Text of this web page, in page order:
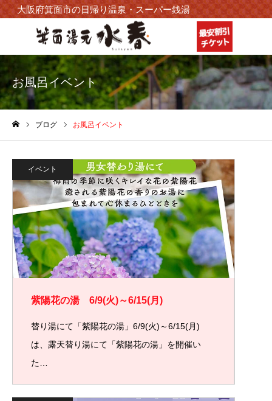
大阪府箕面市の日帰り温泉・スーパー銭湯
お風呂イベント
ブログ お風呂イベント
イベント
紫陽花の湯 6/9(火)～6/15(月)
替り湯にて「紫陽花の湯」6/9(火)～6/15(月)
は、露天替り湯にて「紫陽花の湯」を開催い
た…